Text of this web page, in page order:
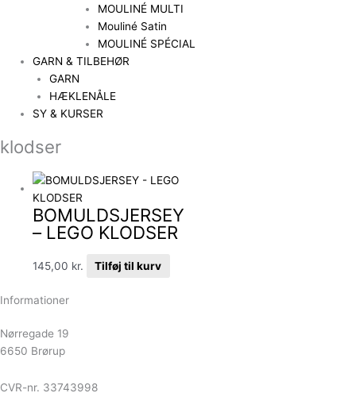
MOULINÉ MULTI
Mouliné Satin
MOULINÉ SPÉCIAL
GARN & TILBEHØR
GARN
HÆKLENÅLE
SY & KURSER
klodser
BOMULDSJERSEY
– LEGO KLODSER
145,00 kr. Tilføj til kurv
Informationer
Nørregade 19
6650 Brørup
CVR-nr. 33743998